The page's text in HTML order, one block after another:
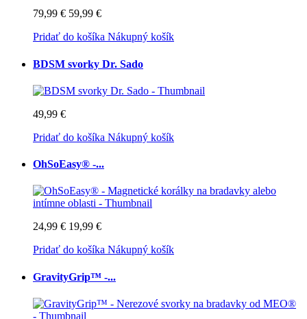
79,99 € 59,99 €
Pridať do košíka Nákupný košík
BDSM svorky Dr. Sado
49,99 €
Pridať do košíka Nákupný košík
OhSoEasy® -...
24,99 € 19,99 €
Pridať do košíka Nákupný košík
GravityGrip™ -...